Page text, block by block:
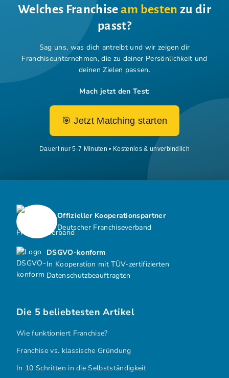
Welches Franchiseam besten zu dir
passt?
Sag uns, was dich antreibt und wir zeigen dir
Franchiseunternehmen, die zu deiner Persönlichkeit und
deinen Zielen passen.
Mach jetzt den Test:
🎯 Jetzt Matching starten
Dauert nur 5-7 Minuten • Kostenlos & unverbindlich
DSGVO-konform
In Kooperation mit TÜV-zertifizierten
Datenschutzbeauftragten
Offizieller Kooperationspartner
Deutscher Franchiseverband
Die 5 beliebtesten Artikel
Wie funktioniert Franchise?
Franchise vs. klassische Gründung
In 10 Schritten in die Selbstständigkeit